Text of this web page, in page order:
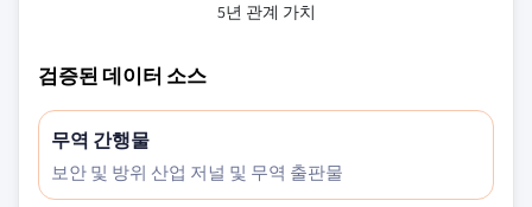
5년 관계 가치
검증된 데이터 소스
무역 간행물
보안 및 방위 산업 저널 및 무역 출판물